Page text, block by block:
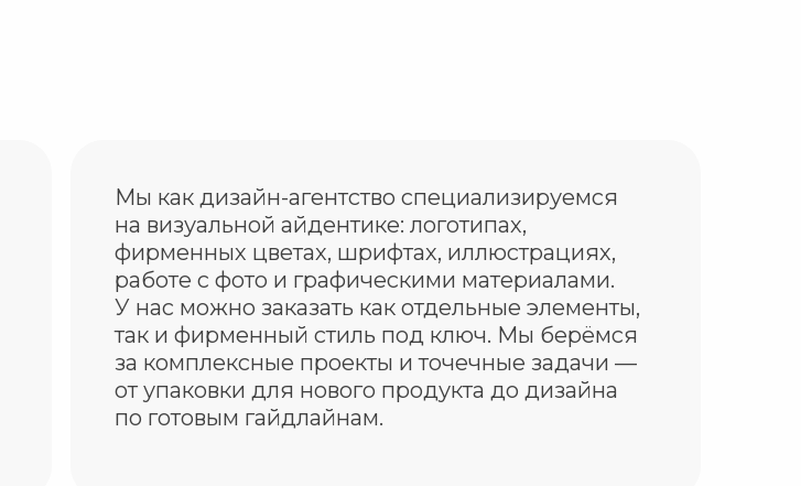
Мы как дизайн-агентство специализируемся
на визуальной айдентике: логотипах,
фирменных цветах, шрифтах, иллюстрациях,
работе с фото и графическими материалами.
У нас можно заказать как отдельные элементы,
так и фирменный стиль под ключ. Мы берёмся
за комплексные проекты и точечные задачи —
от упаковки для нового продукта до дизайна
по готовым гайдлайнам.